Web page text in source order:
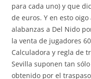
para cada uno) y que
de euros. Y en esto
alabanzas a Del Nido
la venta de jugadores
Calculadora y regla de
Sevilla suponen tan
obtenido por el